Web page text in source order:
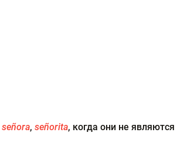
señora, señorita, когда они не